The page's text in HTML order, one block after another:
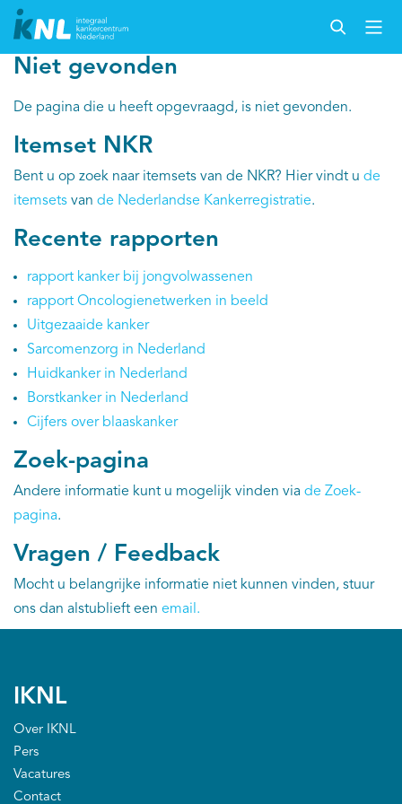
Nederlandse Kankerregistratie
Kankersoorten
Cijfers over kanker
Thema's
Over IKNL
Kanker & leven
Palliatieve zorg
IKNL and the NCR
Itemsets
Nieuws
Niet gevonden
De pagina die u heeft opgevraagd, is niet gevonden.
Itemset NKR
Bent u op zoek naar itemsets van de NKR? Hier vindt u de
itemsets van de Nederlandse Kankerregistratie.
Recente rapporten
rapport kanker bij jongvolwassenen
rapport Oncologienetwerken in beeld
Uitgezaaide kanker
Sarcomenzorg in Nederland
Huidkanker in Nederland
Borstkanker in Nederland
Cijfers over blaaskanker
Zoek-pagina
Andere informatie kunt u mogelijk vinden via de Zoek-
pagina.
Vragen / Feedback
Mocht u belangrijke informatie niet kunnen vinden, stuur
ons dan alstublieft een email.
IKNL
Over IKNL
Pers
Vacatures
Contact